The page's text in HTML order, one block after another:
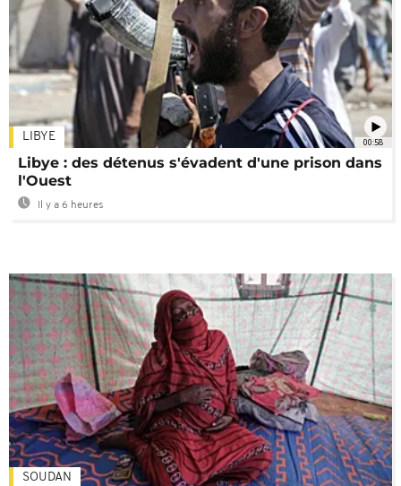
00:58
LIBYE
Libye : des détenus s'évadent d'une prison dans
l'Ouest
Il y a 6 heures
SOUDAN